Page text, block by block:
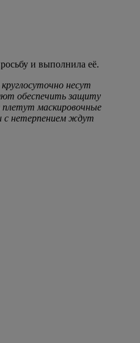
и выполнила её.
несут
обеспечить защиту
плетут маскировочные
с нетерпением ждут